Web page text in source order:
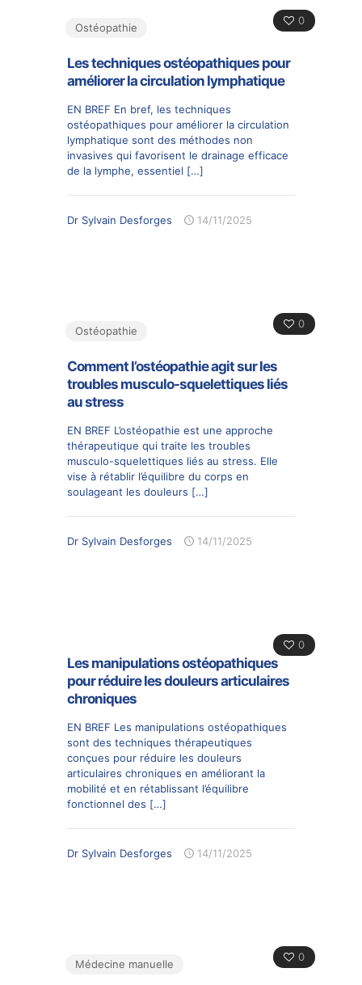
0
Ostéopathie
Les techniques ostéopathiques pour
améliorer la circulation lymphatique
EN BREF En bref, les techniques
ostéopathiques pour améliorer la circulation
lymphatique sont des méthodes non
invasives qui favorisent le drainage efficace
de la lymphe, essentiel […]
Dr Sylvain Desforges 14/11/2025
0
Ostéopathie
Comment l’ostéopathie agit sur les
troubles musculo-squelettiques liés
au stress
EN BREF L’ostéopathie est une approche
thérapeutique qui traite les troubles
musculo-squelettiques liés au stress. Elle
vise à rétablir l’équilibre du corps en
soulageant les douleurs […]
Dr Sylvain Desforges 14/11/2025
0
Les manipulations ostéopathiques
pour réduire les douleurs articulaires
chroniques
EN BREF Les manipulations ostéopathiques
sont des techniques thérapeutiques
conçues pour réduire les douleurs
articulaires chroniques en améliorant la
mobilité et en rétablissant l’équilibre
fonctionnel des […]
Dr Sylvain Desforges 14/11/2025
0
Médecine manuelle